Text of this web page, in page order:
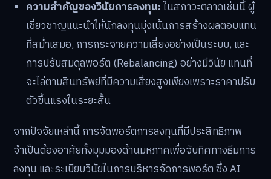
ความสำคัญของวินัยการลงทุน:ในสภาวะตลาดเช่นนี้ ผู้
เชี่ยวชาญแนะนำให้นักลงทุนมุ่งเน้นการสร้างผลตอบแทน
ที่สม่ำเสมอ, การกระจายความเสี่ยงอย่างเป็นระบบ, และ
การปรับสมดุลพอร์ต (Rebalancing) อย่างมีวินัย แทนที่
จะไล่ตามสินทรัพย์ที่มีความเสี่ยงสูงเพียงเพราะราคาปรับ
ตัวขึ้นแรงในระยะสั้น
จากปัจจัยเหล่านี้ การจัดพอร์ตการลงทุนที่มีประสิทธิภาพ
จำเป็นต้องอาศัยทั้งมุมมองด้านมหภาคเพื่อจับทิศทางธีมการ
ลงทุน และระเบียบวินัยในการบริหารจัดการพอร์ต ซึ่ง AI